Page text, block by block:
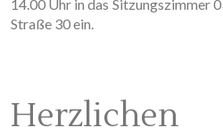
14.00 Uhr in das Sitzungszimmer
Straße 30 ein.
Herzlichen